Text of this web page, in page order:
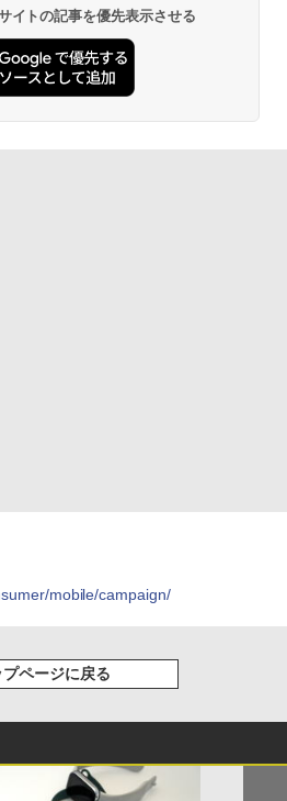
イトの記事を優先表示させる
mobile/campaign/
プページに戻る